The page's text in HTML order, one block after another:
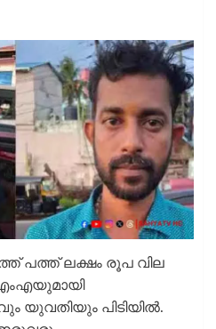
പത്ത് ലക്ഷം രൂപ വില
പിടിയില്‍.